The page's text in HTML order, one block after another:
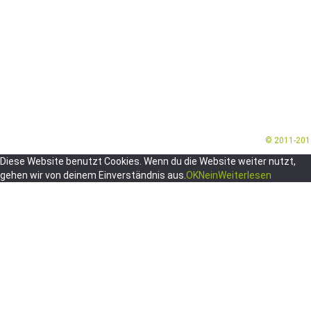
© 2011-
Diese Website benutzt Cookies. Wenn du die Website weiter nutzt,
gehen wir von deinem Einverständnis aus. OKNeinWeiterlesen